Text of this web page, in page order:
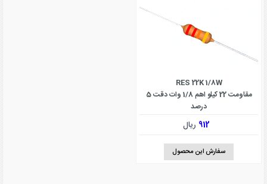
RES 22K 1/8W
مقاومت 22 کیلو اهم 1/8 وات دقت 5
درصد
912 ریال
سفارش این محصول